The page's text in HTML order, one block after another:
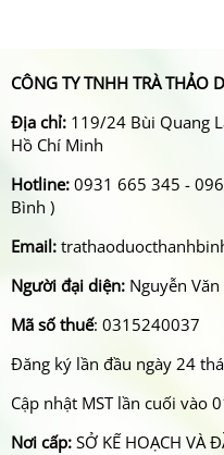
CÔNG TY TNHH TRÀ THẢO
Địa chỉ: 119/24 Bùi Quang
Hồ Chí Minh
Hotline: 0931 665 345 -
Bình )
Email:
Người đại diện: Nguyễn Văn
Mã số thuế: 0315240037
Đăng ký lần đầu ngày 24
Cập nhật MST lần cuối vào
Nơi cấp: SỞ KẾ HOẠCH VÀ